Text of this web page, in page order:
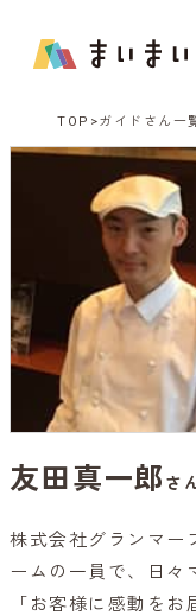
TOP ガイドさん一
友田真一郎 さ
株式会社グランマー
ームの一員で、日々
「お客様に感動を